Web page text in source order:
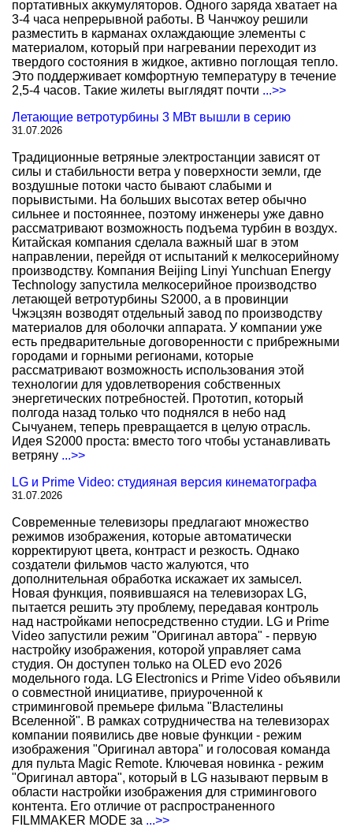
портативных аккумуляторов. Одного заряда хватает на
3-4 часа непрерывной работы. В Чанчжоу решили
разместить в карманах охлаждающие элементы с
материалом, который при нагревании переходит из
твердого состояния в жидкое, активно поглощая тепло.
Это поддерживает комфортную температуру в течение
2,5-4 часов. Такие жилеты выглядят почти ...>>
Летающие ветротурбины 3 МВт вышли в серию
31.07.2026
Традиционные ветряные электростанции зависят от
силы и стабильности ветра у поверхности земли, где
воздушные потоки часто бывают слабыми и
порывистыми. На больших высотах ветер обычно
сильнее и постояннее, поэтому инженеры уже давно
рассматривают возможность подъема турбин в воздух.
Китайская компания сделала важный шаг в этом
направлении, перейдя от испытаний к мелкосерийному
производству. Компания Beijing Linyi Yunchuan Energy
Technology запустила мелкосерийное производство
летающей ветротурбины S2000, а в провинции
Чжэцзян возводят отдельный завод по производству
материалов для оболочки аппарата. У компании уже
есть предварительные договоренности с прибрежными
городами и горными регионами, которые
рассматривают возможность использования этой
технологии для удовлетворения собственных
энергетических потребностей. Прототип, который
полгода назад только что поднялся в небо над
Сычуанем, теперь превращается в целую отрасль.
Идея S2000 проста: вместо того чтобы устанавливать
ветряну ...>>
LG и Prime Video: студияная версия кинематографа
31.07.2026
Современные телевизоры предлагают множество
режимов изображения, которые автоматически
корректируют цвета, контраст и резкость. Однако
создатели фильмов часто жалуются, что
дополнительная обработка искажает их замысел.
Новая функция, появившаяся на телевизорах LG,
пытается решить эту проблему, передавая контроль
над настройками непосредственно студии. LG и Prime
Video запустили режим "Оригинал автора" - первую
настройку изображения, которой управляет сама
студия. Он доступен только на OLED evo 2026
модельного года. LG Electronics и Prime Video объявили
о совместной инициативе, приуроченной к
стриминговой премьере фильма "Властелины
Вселенной". В рамках сотрудничества на телевизорах
компании появились две новые функции - режим
изображения "Оригинал автора" и голосовая команда
для пульта Magic Remote. Ключевая новинка - режим
"Оригинал автора", который в LG называют первым в
области настройки изображения для стримингового
контента. Его отличие от распространенного
FILMMAKER MODE за ...>>